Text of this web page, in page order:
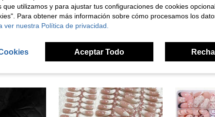
que utilizamos y para ajustar tus configuraciones de cookies
Para obtener más información sobre cómo procesamos los
ver nuestra Política de privacidad.
Aceptar Todo